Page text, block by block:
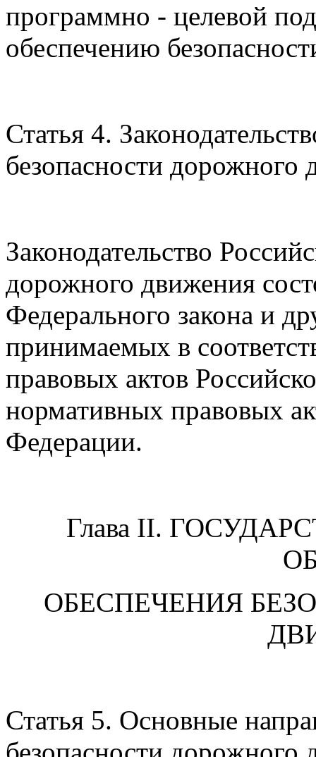
программно - целевой
обеспечению
Статья 4.
безопасности дорожного
Законодательство
дорожного движения
Федерального закона и
принимаемых в
правовых актов
нормативных правовых
Федерации.
Глава II.
ОБЕСПЕЧЕНИЯ
Статья 5. Основные